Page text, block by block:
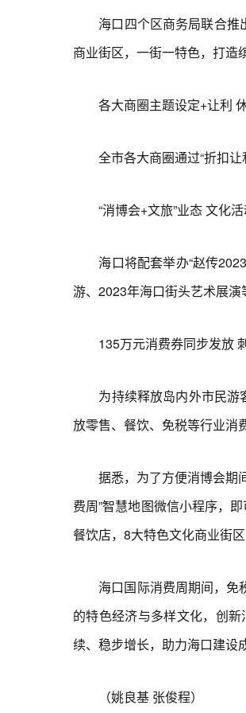
海口四个区商务局联合推出
商业街区，一街一特色，打造
各大商圈主题设定+让利
全市各大商圈通过“折扣让利
“消博会+文旅”业态 文化活
海口将配套举办“赵传2023
游、2023年海口街头艺术展演
135万元消费券同步发放
为持续释放岛内外市民游客
放零售、餐饮、免税等行业消
据悉，为了方便消博会期间
费周”智慧地图微信小程序，
餐饮店，8大特色文化商业街
海口国际消费周期间，免税
的特色经济与多样文化，创
续、稳步增长，助力海口建设
（姚良基 张俊程）